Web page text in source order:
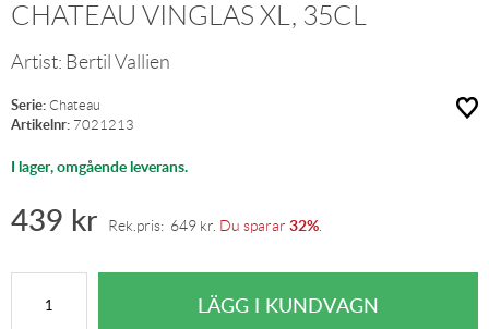
CHATEAU VINGLAS XL, 35CL
Artist: Bertil Vallien
Serie: Chateau
Artikelnr: 7021213
I lager, omgående leverans.
439 kr Rek.pris: 649 kr Du sparar 32%